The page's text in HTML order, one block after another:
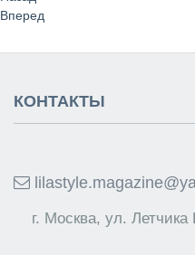
Вперед
КОНТАКТЫ
г. Москва, ул.